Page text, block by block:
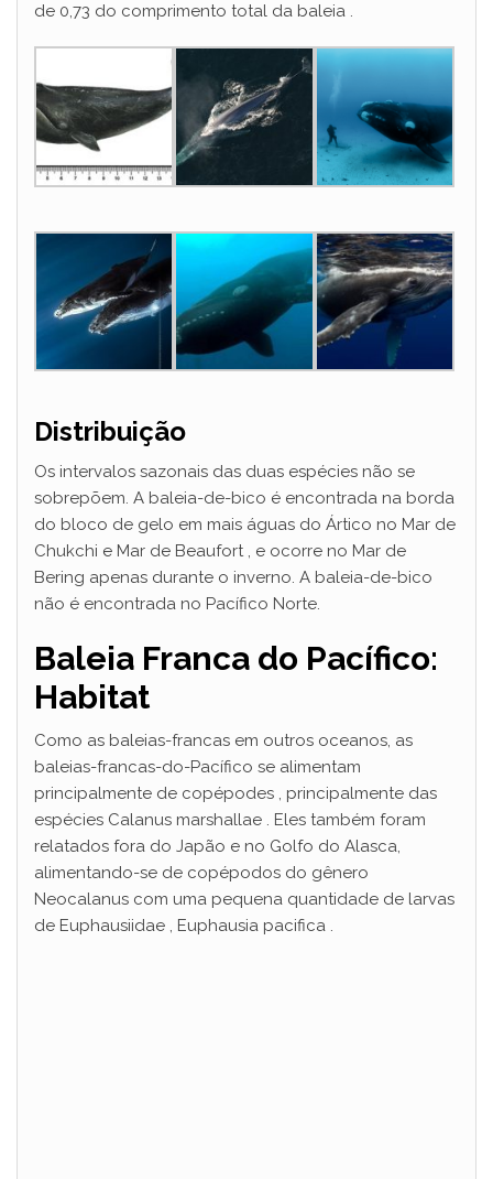
de 0,73 do comprimento total da baleia .
Distribuição
Os intervalos sazonais das duas espécies não se
sobrepõem. A baleia-de-bico é encontrada na borda
do bloco de gelo em mais águas do Ártico no Mar de
Chukchi e Mar de Beaufort , e ocorre no Mar de
Bering apenas durante o inverno. A baleia-de-bico
não é encontrada no Pacífico Norte.
Baleia Franca do Pacífico:
Habitat
Como as baleias-francas em outros oceanos, as
baleias-francas-do-Pacífico se alimentam
principalmente de copépodes , principalmente das
espécies Calanus marshallae . Eles também foram
relatados fora do Japão e no Golfo do Alasca,
alimentando-se de copépodos do gênero
Neocalanus com uma pequena quantidade de larvas
de Euphausiidae , Euphausia pacifica .